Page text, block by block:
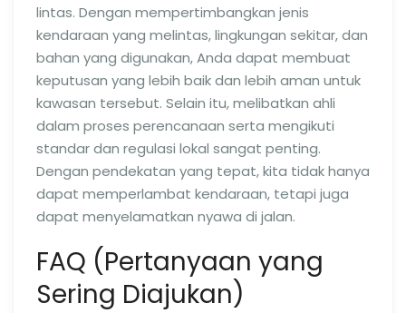
lintas. Dengan mempertimbangkan jenis
kendaraan yang melintas, lingkungan sekitar, dan
bahan yang digunakan, Anda dapat membuat
keputusan yang lebih baik dan lebih aman untuk
kawasan tersebut. Selain itu, melibatkan ahli
dalam proses perencanaan serta mengikuti
standar dan regulasi lokal sangat penting.
Dengan pendekatan yang tepat, kita tidak hanya
dapat memperlambat kendaraan, tetapi juga
dapat menyelamatkan nyawa di jalan.
FAQ (Pertanyaan yang
Sering Diajukan)